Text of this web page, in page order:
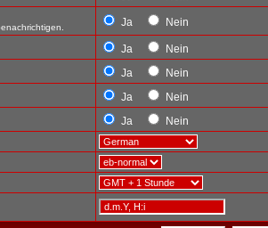
Ja
Nein
Ja
Nein
Ja
Nein
Ja
Nein
Ja
Nein